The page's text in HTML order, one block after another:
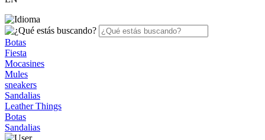
Botas
Fiesta
Mocasines
Mules
sneakers
Sandalias
Leather Things
Botas
Sandalias